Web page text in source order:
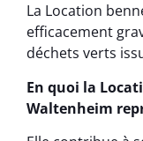
La Location
efficacement
déchets verts
En quoi la
Waltenheim